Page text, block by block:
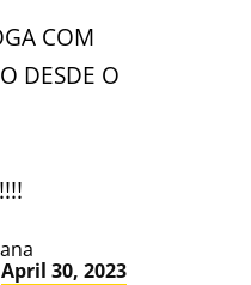
COM
DESDE O
April 30, 2023